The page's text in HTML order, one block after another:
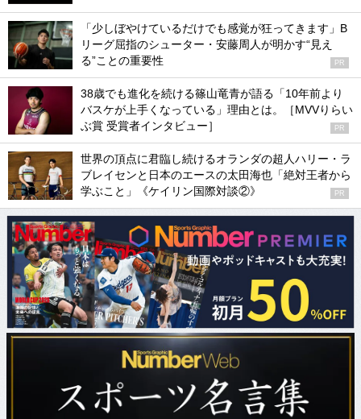
「少しぼやけているだけでも感覚が狂ってきます」B
リーグ屈指のシューター・安藤周人が明かす“見え
る”ことの重要性
PR
38歳でも進化を続ける篠山竜青が語る「10年前より
バスケが上手くなっている」理由とは。［MVVりらい
ぶ賞 受賞者インタビュー］
PR
世界の頂点に君臨し続けるオランダの超人ハリー・ラ
ブレイセンと日本のエースの太田海也「絶対王者から
学ぶこと」《ケイリン国際対談②》
PR